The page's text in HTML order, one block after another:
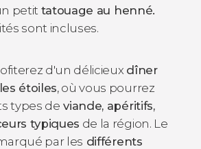
petit tatouage au henné.
sont incluses.
d'un délicieux dîner
étoiles, où vous pourrez
types de viande, apéritifs,
typiques de la région. Le
par les différents